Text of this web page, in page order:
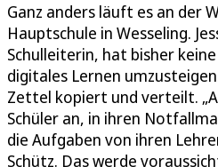
Ganz anders läuft es an der
Hauptschule in Wesseling.
Schulleiterin, hat bisher
digitales Lernen
Zettel kopiert und verteilt.
Schüler an, in ihren
die Aufgaben von ihren
Schütz. Das werde